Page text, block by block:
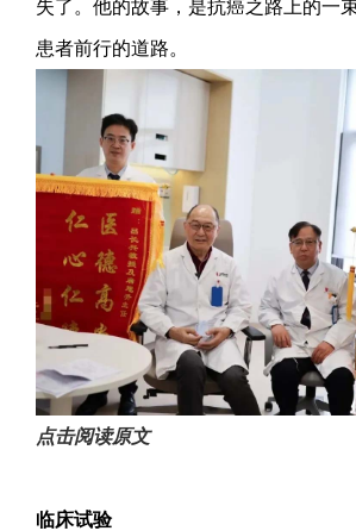
失了。他的故事，是抗癌之路上的一
患者前行的道路。
点击阅读原文
临床试验